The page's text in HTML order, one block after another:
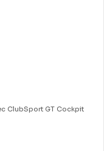
ClubSport GT Cockpit